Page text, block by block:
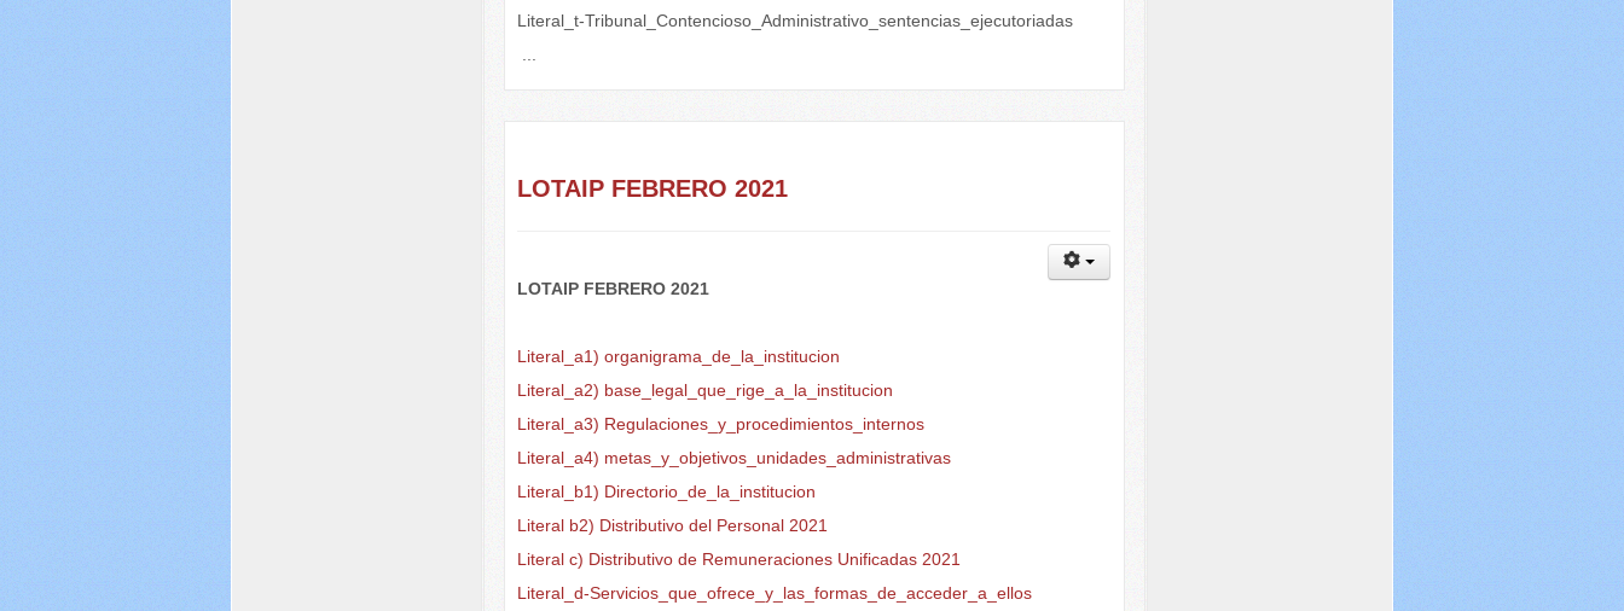
Literal_t-Tribunal_Contencioso_Administrativo_sentencias_ejecutoriadas
LOTAIP FEBRERO 2021
LOTAIP FEBRERO 2021
Literal_a1) organigrama_de_la_institucion
Literal_a2) base_legal_que_rige_a_la_institucion
Literal_a3) Regulaciones_y_procedimientos_internos
Literal_a4) metas_y_objetivos_unidades_administrativas
Literal_b1) Directorio_de_la_institucion
Literal b2) Distributivo del Personal 2021
Literal c) Distributivo de Remuneraciones Unificadas 2021
Literal_d-Servicios_que_ofrece_y_las_formas_de_acceder_a_ellos